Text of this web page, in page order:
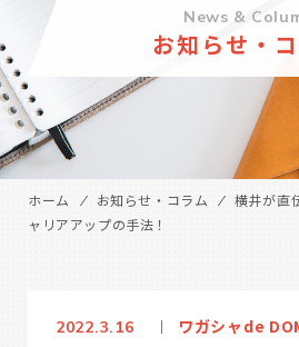
News &
お知らせ・
ホーム お知らせ・コラム
横井が直
ャリアアップの手法！
2022.3.16 ワガシャde